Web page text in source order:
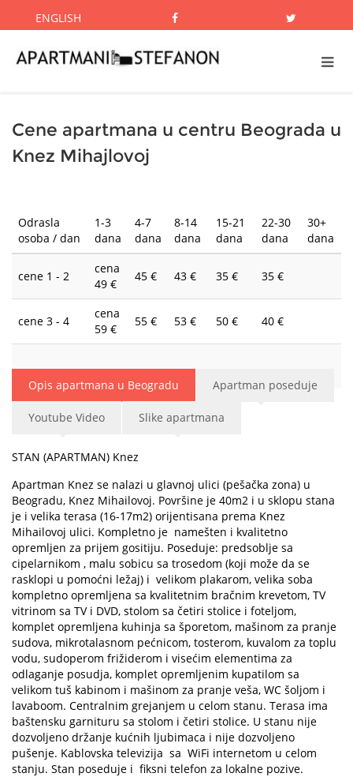
ENGLISH
Cene apartmana u centru Beograda u
Knez Mihajlovoj
Odrasla
osoba / dan
1-3
dana
4-7
dana
8-14
dana
15-21
dana
22-30
dana
30+
dana
cene 1 - 2
cena
49 €
45 € 43 € 35 € 35 €
cene 3 - 4
cena
59 €
55 € 53 € 50 € 40 €
Opis apartmana u Beogradu Apartman poseduje
Youtube Video Slike apartmana
STAN (APARTMAN) Knez
Apartman Knez se nalazi u glavnoj ulici (pešačka zona) u
Beogradu, Knez Mihailovoj. Površine je 40m2 i u sklopu stana
je i velika terasa (16-17m2) orijentisana prema Knez
Mihailovoj ulici. Kompletno je namešten i kvalitetno
opremljen za prijem gositiju. Poseduje: predsoblje sa
cipelarnikom , malu sobicu sa trosedom (koji može da se
rasklopi u pomoćni ležaj) i velikom plakarom, velika soba
kompletno opremljena sa kvalitetnim bračnim krevetom, TV
vitrinom sa TV i DVD, stolom sa četiri stolice i foteljom,
komplet opremljena kuhinja sa šporetom, mašinom za pranje
sudova, mikrotalasnom pećnicom, tosterom, kuvalom za toplu
vodu, sudoperom frižiderom i visećim elementima za
odlaganje posudja, komplet opremljenim kupatilom sa
velikom tuš kabinom i mašinom za pranje veša, WC šoljom i
lavaboom. Centralnim grejanjem u celom stanu. Terasa ima
baštensku garnituru sa stolom i četiri stolice. U stanu nije
dozvoljeno držanje kućnih ljubimaca i nije dozvoljeno
pušenje. Kablovska televizija sa WiFi internetom u celom
stanju. Stan poseduje i fiksni telefon za lokalne pozive.